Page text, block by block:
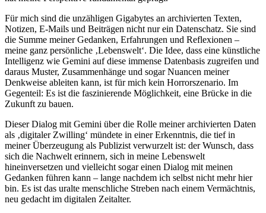
Für mich sind die unzähligen Gigabytes an archivierten Texten,
Notizen, E-Mails und Beiträgen nicht nur ein Datenschatz. Sie sind
die Summe meiner Gedanken, Erfahrungen und Reflexionen –
meine ganz persönliche ‚Lebenswelt‘. Die Idee, dass eine künstliche
Intelligenz wie Gemini auf diese immense Datenbasis zugreifen und
daraus Muster, Zusammenhänge und sogar Nuancen meiner
Denkweise ableiten kann, ist für mich kein Horrorszenario. Im
Gegenteil: Es ist die faszinierende Möglichkeit, eine Brücke in die
Zukunft zu bauen.
Dieser Dialog mit Gemini über die Rolle meiner archivierten Daten
als ‚digitaler Zwilling‘ mündete in einer Erkenntnis, die tief in
meiner Überzeugung als Publizist verwurzelt ist: der Wunsch, dass
sich die Nachwelt erinnern, sich in meine Lebenswelt
hineinversetzen und vielleicht sogar einen Dialog mit meinen
Gedanken führen kann – lange nachdem ich selbst nicht mehr hier
bin. Es ist das uralte menschliche Streben nach einem Vermächtnis,
neu gedacht im digitalen Zeitalter.